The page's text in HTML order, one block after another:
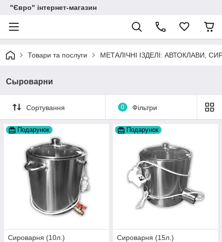
"Євро" інтернет-магазин
Товари та послуги МЕТАЛІЧНІ ІЗДЕЛІ: АВТОКЛАВИ,
Сыроварни
Сортування 0 Фільтри
Подарунок
Сироварня (10л.)
Подарунок
Сироварня (15л.)